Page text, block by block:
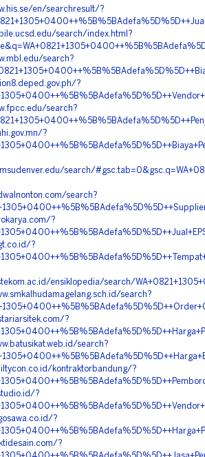
en/searchresult/?
search/index.html?
search?
?
search?
?
search/
search?
?
?
ensiklopedia/search/
search?
?
search?
kontraktorbandung/?
?
?
?